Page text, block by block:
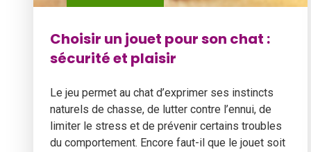
Choisir un jouet pour son chat :
sécurité et plaisir
Le jeu permet au chat d’exprimer ses instincts
naturels de chasse, de lutter contre l’ennui, de
limiter le stress et de prévenir certains troubles
du comportement. Encore faut-il que le jouet soit